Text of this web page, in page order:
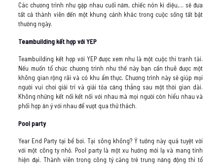
Các chương trình như gặp nhau cuối năm, chiếc nón kì diệu,… sẽ đưa
tất cả thành viên đến một khung cảnh khác trong cuộc sống tất bật
thường ngày.
Teambuilding kết hợp với YEP
Teambuilding kết hợp với YEP được xem như là một cuộc thi tranh tài.
Nếu muốn tổ chức chương trình như thế này bạn cần thuê được một
không gian rộng rãi và có khu ẩm thực. Chương trình này sẽ giúp mọi
người vui chơi giải trí và giải tỏa căng thẳng sau một thời gian dài.
Không những kết nối kết nối với nhau mà mọi người còn hiểu nhau và
phối hợp ăn ý với nhau để vượt qua thử thách.
Pool party
Year End Party tại bể bơi. Tại sông không? Ý tưởng này quá tuyệt vời
với một công ty nhỏ. Pool party là một xu hướng mới lạ và mang tính
hiện đại. Thành viên trong công tý càng trẻ trung năng động thì tổ